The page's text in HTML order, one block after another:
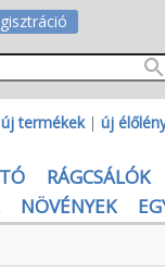
új termékek| új
RÁGCSÁLÓK
NÖVÉNYEK